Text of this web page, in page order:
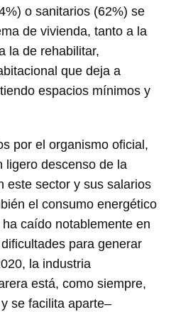
CANCELAR
o sanitarios (62%) se
de vivienda, tanto a la
la de rehabilitar,
que deja a
espacios mínimos y
por el organismo oficial,
ligero descenso de la
este sector y sus salarios
el consumo energético
caído notablemente en
para generar
la industria
está, como siempre,
se facilita aparte–